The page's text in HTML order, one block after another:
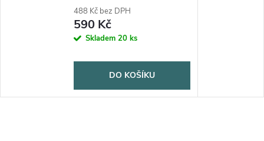
488 Kč bez DPH
590 Kč
Skladem 20 ks
DO KOŠÍKU